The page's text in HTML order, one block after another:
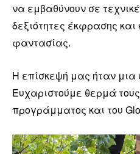
να εμβαθύνουν σε
δεξιότητες έκφρασης
φαντασίας.
Η επίσκεψή μας ήταν μια
Ευχαριστούμε θερμά
προγράμματος και του